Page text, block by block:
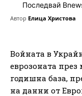
Последвай
Автор Елица Христова
Войната в
еврозоната през
годишна база,
на данни от